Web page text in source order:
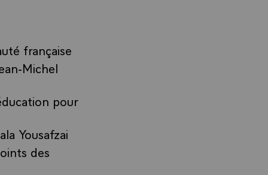
française
Michel
pour
Yousafzai
des